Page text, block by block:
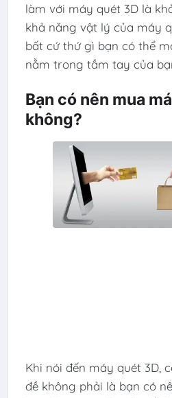
làm với máy quét 3D là
khả năng vật lý của máy
bất cứ thứ gì bạn có thể
nằm trong tầm tay của
Bạn có nên mua
không?
Khi nói đến máy quét 3D,
đề không phải là bạn có